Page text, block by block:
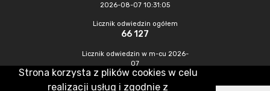
2026-08-07 10:31:05
Licznik odwiedzin ogółem
66 127
Licznik odwiedzin w m-cu 2026-
07
1 487
Strona korzysta z plików cookies w celu
realizacji usług i zgodnie z